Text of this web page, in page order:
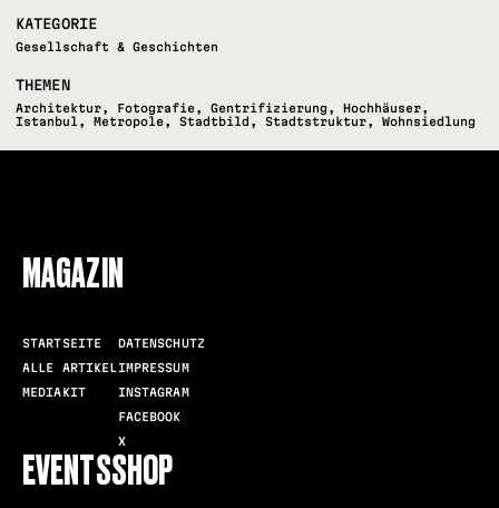
KATEGORIE
Gesellschaft & Geschichten
THEMEN
Architektur, Fotografie ,Gentrifizierung , Hochhäuser,
Istanbul , Metropole , Stadtbild , Stadtstruktur,Wohnsiedlung
MAGAZIN
STARTSEITE
ALLE ARTIKEL
MEDIAKIT
DATENSCHUTZ
IMPRESSUM
INSTAGRAM
FACEBOOK
X
EVENTSSHOP